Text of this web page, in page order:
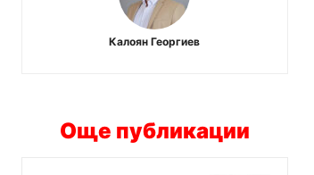
Калоян Георгиев
Още публикации